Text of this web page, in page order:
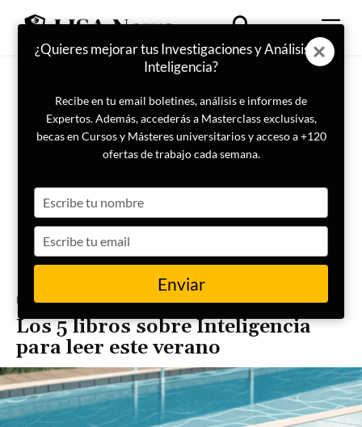
Portada Inteligencia
Los 5 libros sobre Inteligencia
para leer este verano
¿Quieres mejorar tus Investigaciones y Análisis de
Inteligencia?
Recibe en tu email boletines, análisis e informes de
Expertos. Además, accederás a Masterclass exclusivas,
becas en Cursos y Másteres universitarios y acceso a +120
ofertas de trabajo cada semana.
your
name
your
email
Enviar